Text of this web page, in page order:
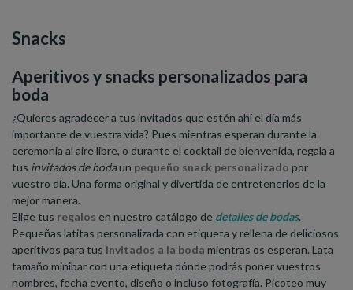
Snacks
Aperitivos y snacks personalizados para
boda
¿Quieres agradecer a tus invitados que estén ahí el día más
importante de vuestra vida? Pues mientras esperan durante la
ceremonia al aire libre, o durante el cocktail de bienvenida, regala a
tus invitados de bodaun pequeño snack personalizado por
vuestro día. Una forma original y divertida de entretenerlos de la
mejor manera.
Elige tus regalos en nuestro catálogo de detalles de bodas.
Pequeñas latitas personalizada con etiqueta y rellena de deliciosos
aperitivos para tus invitados a la boda mientras os esperan. Lata
tamaño minibar con una etiqueta dónde podrás poner vuestros
nombres, fecha evento, diseño o incluso fotografía. Picoteo muy